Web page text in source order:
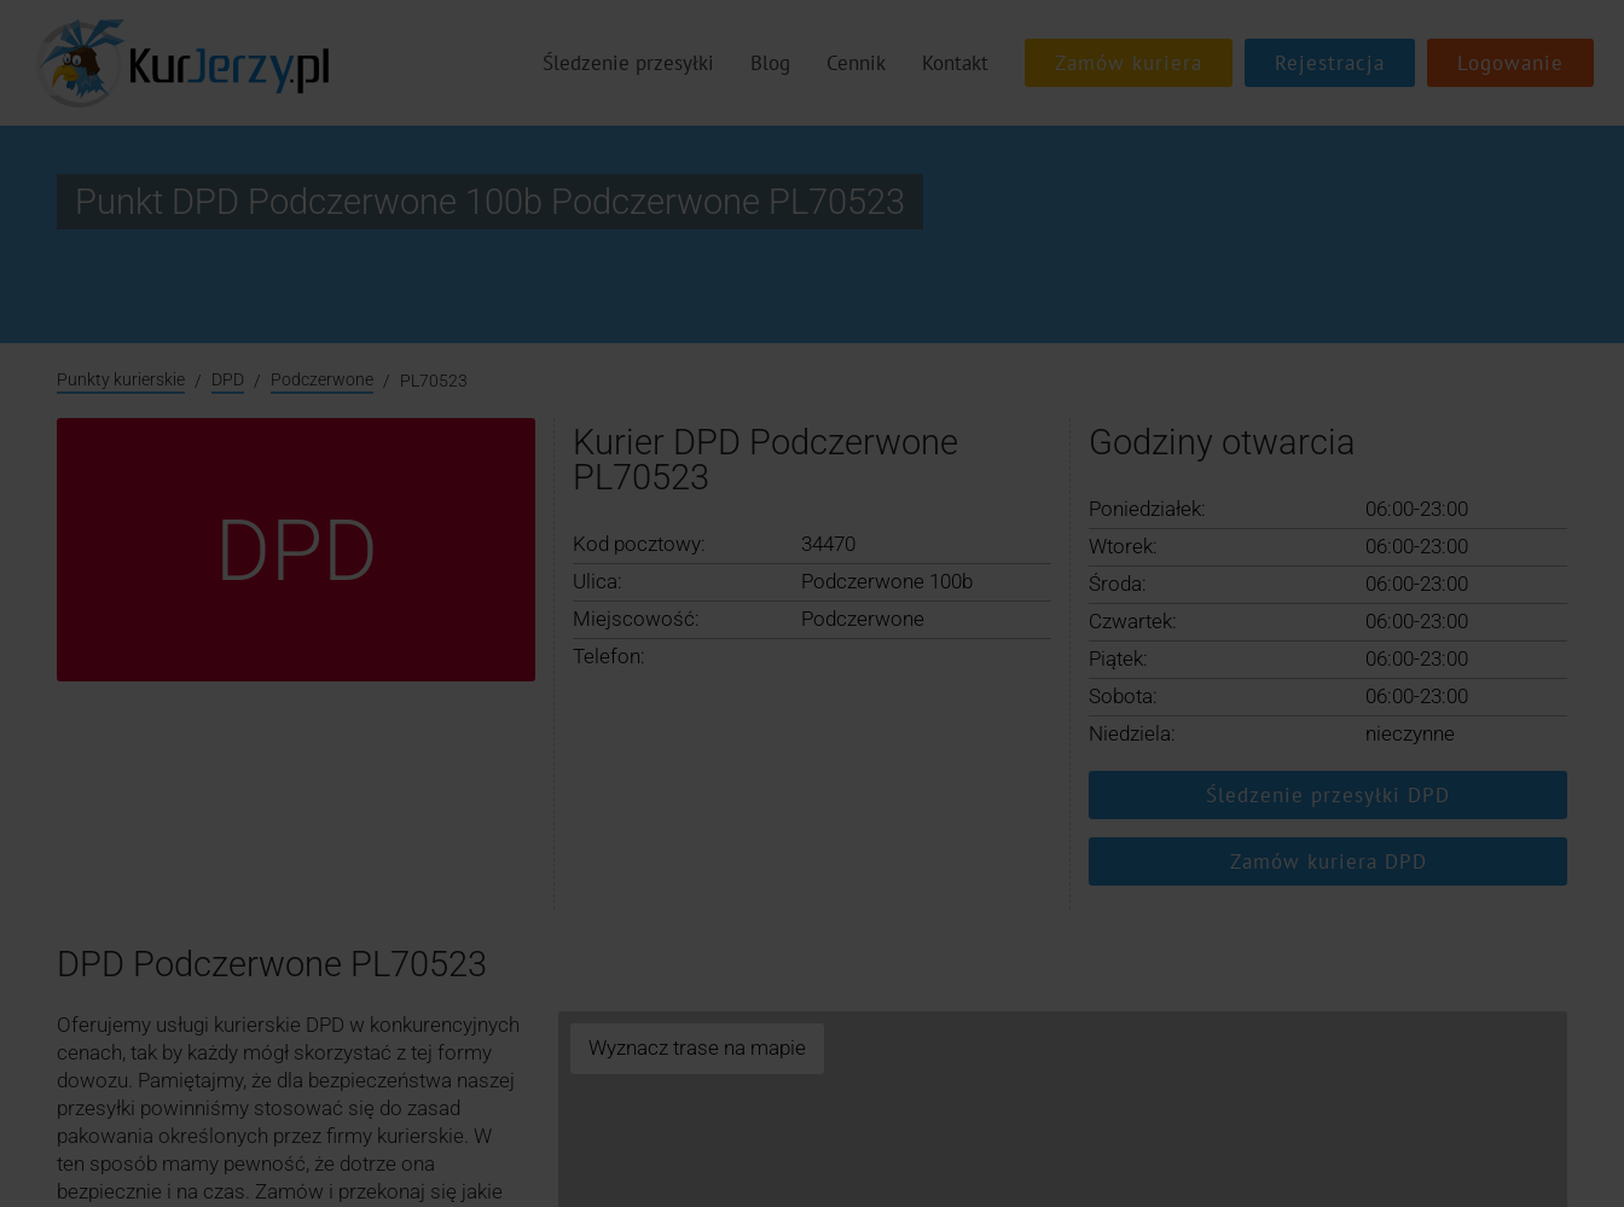
Śledzenie przesyłki Blog Cennik Kontakt Rejestracja Logowanie
Punkt DPD Podczerwone 100b Podczerwone PL70523
Punkty kurierskie DPD Podczerwone PL70523
DPD
Kurier DPD Podczerwone
PL70523
Kod pocztowy:
34470
Ulica:
Podczerwone 100b
Miejscowość:
Podczerwone
Telefon:
Godziny otwarcia
Poniedziałek:
06:00-23:00
Wtorek:
06:00-23:00
Środa:
06:00-23:00
Czwartek:
06:00-23:00
Piątek:
06:00-23:00
Sobota:
06:00-23:00
Niedziela:
nieczynne
Śledzenie przesyłki DPD
Zamów kuriera DPD
DPD Podczerwone PL70523
Oferujemy usługi kurierskie DPD w konkurencyjnych
cenach, tak by każdy mógł skorzystać z tej formy
dowozu. Pamiętajmy, że dla bezpieczeństwa naszej
przesyłki powinniśmy stosować się do zasad
pakowania określonych przez firmy kurierskie. W
ten sposób mamy pewność, że dotrze ona
bezpiecznie i na czas. Zamów i przekonaj się jakie
Wyznacz trase na mapie